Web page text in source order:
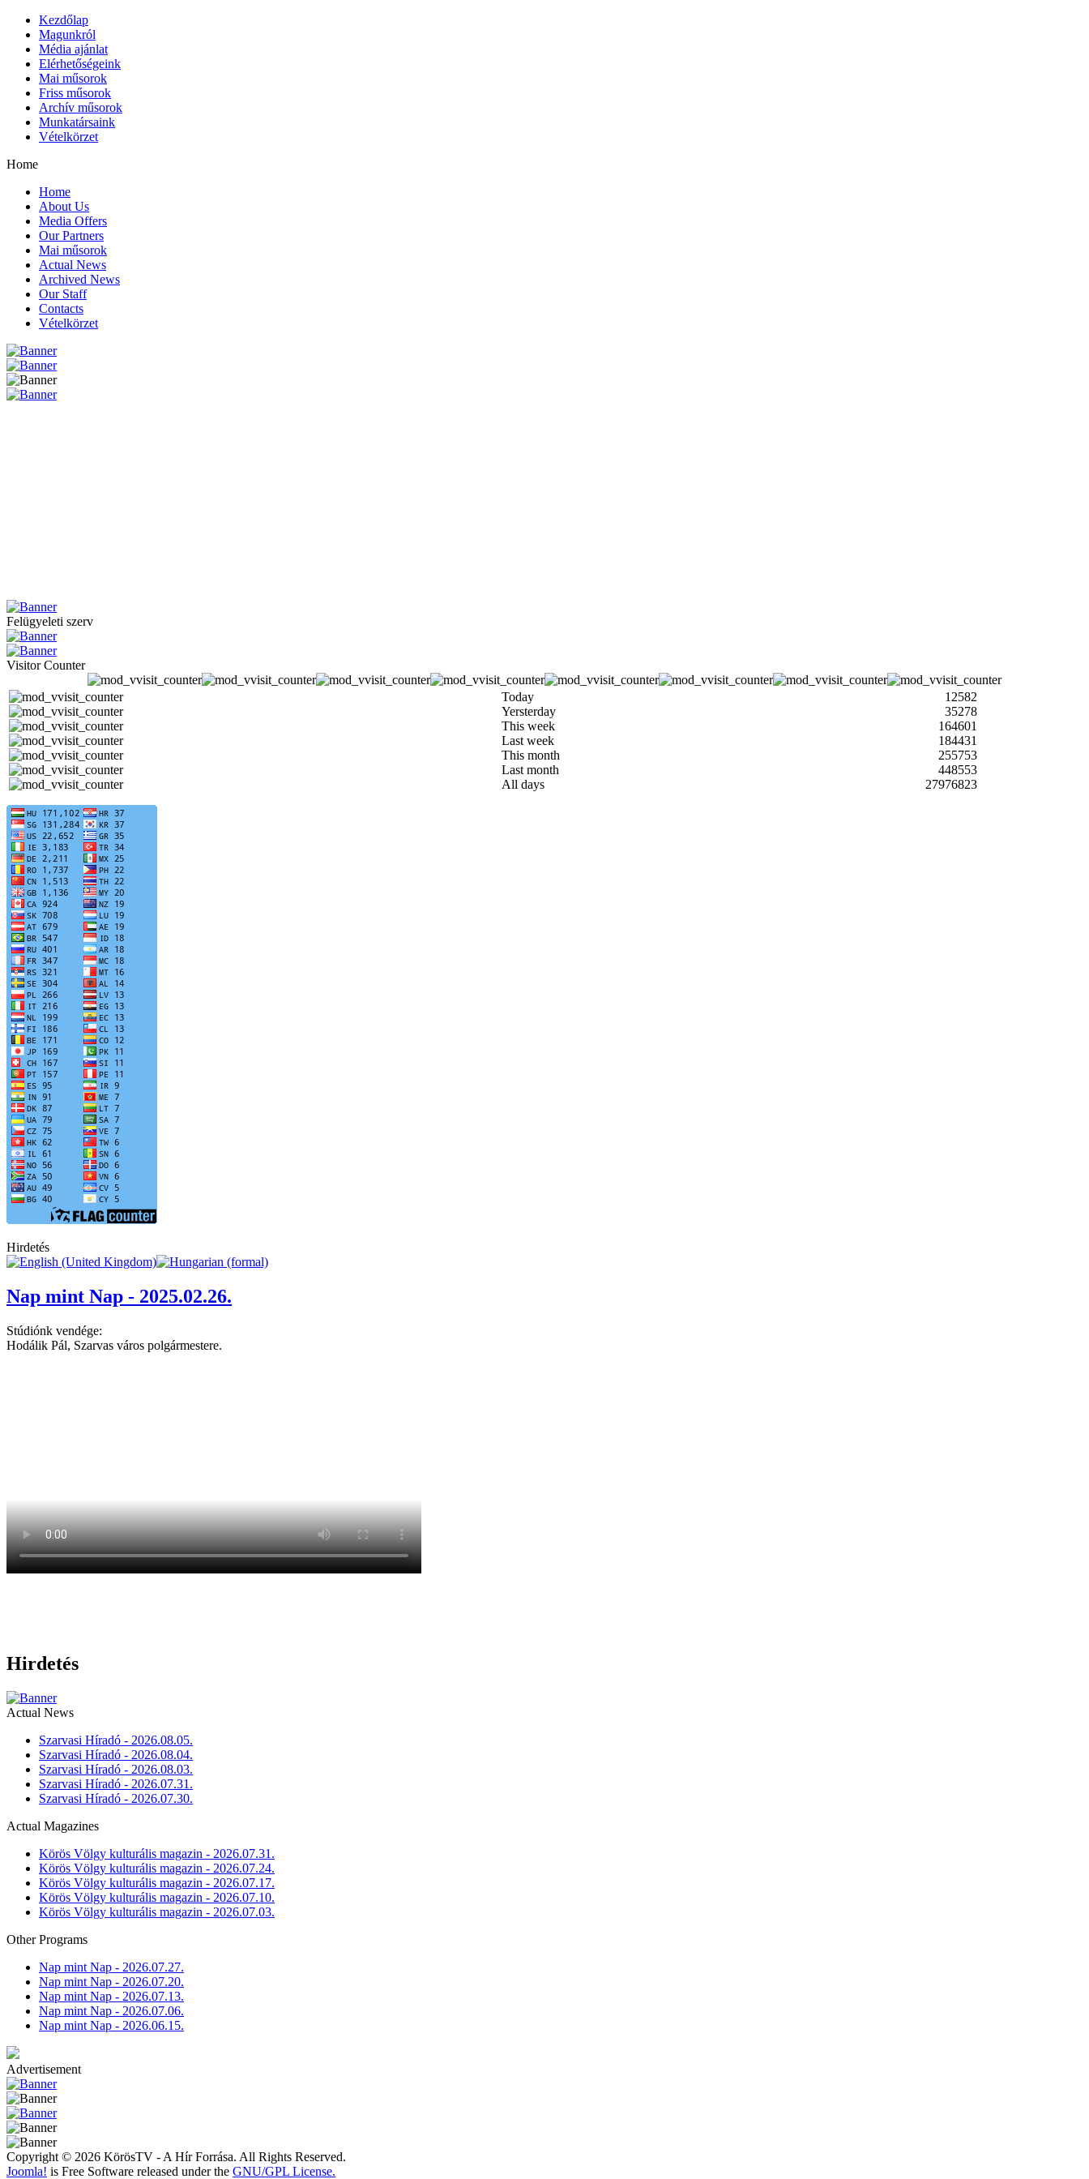
Kezdőlap
Magunkról
Média ajánlat
Elérhetőségeink
Mai műsorok
Friss műsorok
Archív műsorok
Munkatársaink
Vételkörzet
Home
Home
About Us
Media Offers
Our Partners
Mai műsorok
Actual News
Archived News
Our Staff
Contacts
Vételkörzet
Felügyeleti szerv
Visitor Counter
Today
12582
Yersterday
35278
This week
164601
Last week
184431
This month
255753
Last month
448553
All days
27976823
Hirdetés
Nap mint Nap - 2025.02.26.
Stúdiónk vendége:
Hodálik Pál, Szarvas város polgármestere.
Hirdetés
Actual News
Szarvasi Híradó - 2026.08.05.
Szarvasi Híradó - 2026.08.04.
Szarvasi Híradó - 2026.08.03.
Szarvasi Híradó - 2026.07.31.
Szarvasi Híradó - 2026.07.30.
Actual Magazines
Körös Völgy kulturális magazin - 2026.07.31.
Körös Völgy kulturális magazin - 2026.07.24.
Körös Völgy kulturális magazin - 2026.07.17.
Körös Völgy kulturális magazin - 2026.07.10.
Körös Völgy kulturális magazin - 2026.07.03.
Other Programs
Nap mint Nap - 2026.07.27.
Nap mint Nap - 2026.07.20.
Nap mint Nap - 2026.07.13.
Nap mint Nap - 2026.07.06.
Nap mint Nap - 2026.06.15.
Advertisement
Copyright © 2026 KörösTV - A Hír Forrása. All Rights Reserved.
Joomla! is Free Software released under the GNU/GPL License.